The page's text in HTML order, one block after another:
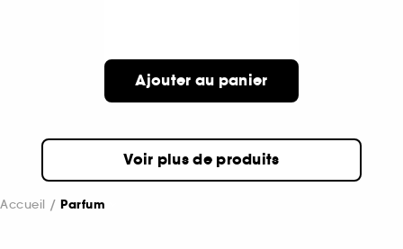
Ajouter au panier
Voir plus de produits
Accueil Parfum